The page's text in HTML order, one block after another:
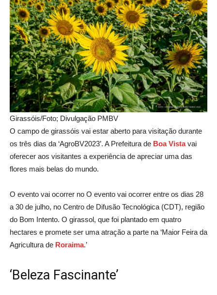
Girassóis/Foto; Divulgação PMBV
O campo de girassóis vai estar aberto para visitação durante
os três dias da ‘AgroBV2023’. A Prefeitura de Boa Vistavai
oferecer aos visitantes a experiência de apreciar uma das
flores mais belas do mundo.
O evento vai ocorrer no O evento vai ocorrer entre os dias 28
a 30 de julho, no Centro de Difusão Tecnológica (CDT), região
do Bom Intento. O girassol, que foi plantado em quatro
hectares e promete ser uma atração a parte na ‘Maior Feira da
Agricultura de Roraima.’
‘Beleza Fascinante’